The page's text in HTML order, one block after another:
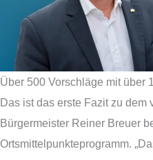
Über 500 Vorschläge mit über
Das ist das erste Fazit zu dem
Bürgermeister Reiner Breuer
Ortsmittelpunkteprogramm.